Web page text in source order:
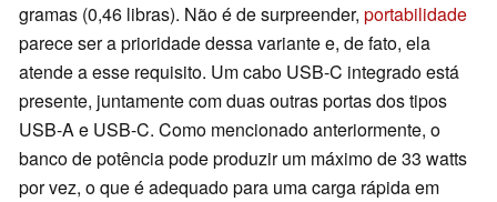
gramas (0,46 libras). Não é de surpreender, portabilidade
parece ser a prioridade dessa variante e, de fato, ela
atende a esse requisito. Um cabo USB-C integrado está
presente, juntamente com duas outras portas dos tipos
USB-A e USB-C. Como mencionado anteriormente, o
banco de potência pode produzir um máximo de 33 watts
por vez, o que é adequado para uma carga rápida em